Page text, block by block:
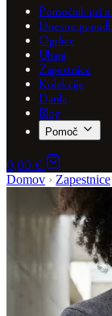
Pomočnik pri
Dnevne
Ogrlice
Uhani
Zapestnice
Kolekcije
Darila
Blog
Pomoč
0,00 €
Domov › Zapestnice